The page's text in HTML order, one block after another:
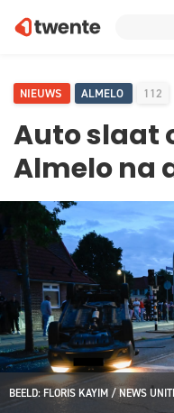
NIEUWS ALMELO 112
Auto slaat
Almelo na
BEELD: FLORIS KAYIM / NEWS